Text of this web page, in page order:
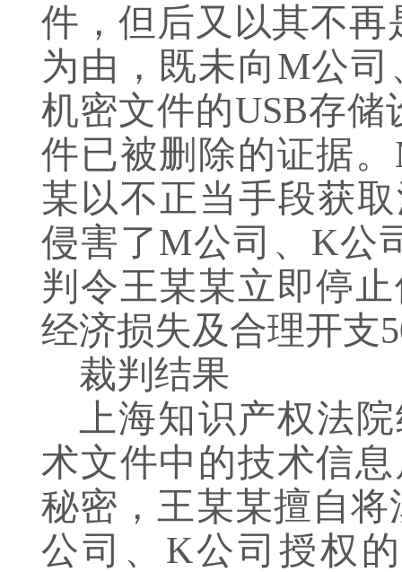
件，但后又以其不
为由，既未向M公
机密文件的USB存
件已被删除的证据
某以不正当手段获
侵害了M公司、K公
判令王某某立即停
经济损失及合理开支
裁判结果
上海知识产权法
术文件中的技术信
秘密，王某某擅自
公司、K公司授权